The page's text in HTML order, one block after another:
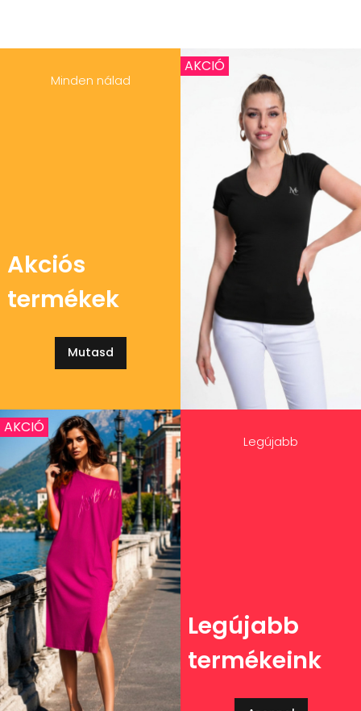
Minden nálad
Akciós
termékek
Mutasd
AKCIÓ
Legújabb
Legújabb
termékeink
AKCIÓ